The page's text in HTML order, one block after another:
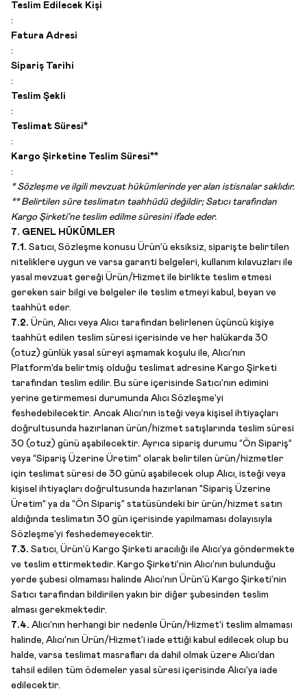
Teslim Edilecek Kişi
:
Fatura Adresi
:
Sipariş Tarihi
:
Teslim Şekli
:
Teslimat Süresi*
:
Kargo Şirketine Teslim Süresi**
:
* Sözleşme ve ilgili mevzuat hükümlerinde yer alan istisnalar saklıdır.
** Belirtilen süre teslimatın taahhüdü değildir; Satıcı tarafından
Kargo Şirketi’ne teslim edilme süresini ifade eder.
7. GENEL HÜKÜMLER
7.1. Satıcı, Sözleşme konusu Ürün’ü eksiksiz, siparişte belirtilen
niteliklere uygun ve varsa garanti belgeleri, kullanım kılavuzları ile
yasal mevzuat gereği Ürün/Hizmet ile birlikte teslim etmesi
gereken sair bilgi ve belgeler ile teslim etmeyi kabul, beyan ve
taahhüt eder.
7.2. Ürün, Alıcı veya Alıcı tarafından belirlenen üçüncü kişiye
taahhüt edilen teslim süresi içerisinde ve her halükarda 30
(otuz) günlük yasal süreyi aşmamak koşulu ile, Alıcı’nın
Platform’da belirtmiş olduğu teslimat adresine Kargo Şirketi
tarafından teslim edilir. Bu süre içerisinde Satıcı’nın edimini
yerine getirmemesi durumunda Alıcı Sözleşme’yi
feshedebilecektir. Ancak Alıcı’nın isteği veya kişisel ihtiyaçları
doğrultusunda hazırlanan ürün/hizmet satışlarında teslim süresi
30 (otuz) günü aşabilecektir. Ayrıca sipariş durumu “Ön Sipariş”
veya “Sipariş Üzerine Üretim” olarak belirtilen ürün/hizmetler
için teslimat süresi de 30 günü aşabilecek olup Alıcı, isteği veya
kişisel ihtiyaçları doğrultusunda hazırlanan “Sipariş Üzerine
Üretim” ya da “Ön Sipariş” statüsündeki bir ürün/hizmet satın
aldığında teslimatın 30 gün içerisinde yapılmaması dolayısıyla
Sözleşme’yi feshedemeyecektir.
7.3. Satıcı, Ürün’ü Kargo Şirketi aracılığı ile Alıcı’ya göndermekte
ve teslim ettirmektedir. Kargo Şirketi’nin Alıcı’nın bulunduğu
yerde şubesi olmaması halinde Alıcı’nın Ürün’ü Kargo Şirketi’nin
Satıcı tarafından bildirilen yakın bir diğer şubesinden teslim
alması gerekmektedir.
7.4. Alıcı’nın herhangi bir nedenle Ürün/Hizmet’i teslim almaması
halinde, Alıcı’nın Ürün/Hizmet’i iade ettiği kabul edilecek olup bu
halde, varsa teslimat masrafları da dahil olmak üzere Alıcı’dan
tahsil edilen tüm ödemeler yasal süresi içerisinde Alıcı’ya iade
edilecektir.